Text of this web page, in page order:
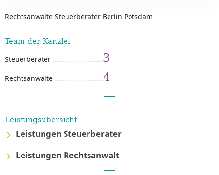
Rechtsanwälte Steuerberater Berlin Potsdam
Team der Kanzlei
Steuerberater 3
Rechtsanwälte 4
Leistungsübersicht
Leistungen Steuerberater
Leistungen Rechtsanwalt